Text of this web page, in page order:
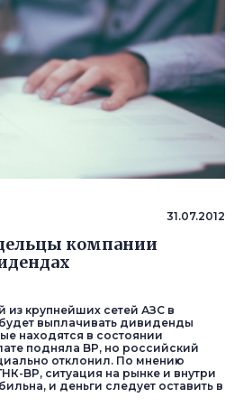
31.07.2012
компании
крупнейших сетей АЗС в
выплачивать дивиденды
находятся в состоянии
подняла BP, но российский
отклонил. По мнению
BP, ситуация на рынке и внутри
и деньги следует оставить в